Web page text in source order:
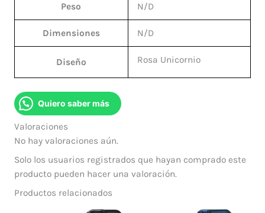
Peso
N/D
Dimensiones N/D
Diseño Rosa Unicornio
Quiero saber más
Valoraciones
No hay valoraciones aún.
Solo los usuarios registrados que hayan comprado este
producto pueden hacer una valoración.
Productos relacionados